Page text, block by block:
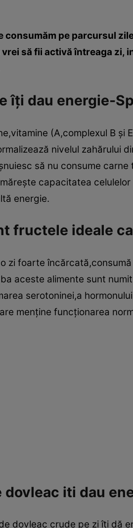
consumăm pe parcursul
să fii activă întreaga zi,
îţi dau energie-
(A,complexul B şi
nivelul zahărului
să nu consume
capacitatea
energie.
fructele ideale
zi foarte
aceste alimente sunt
serotoninei,a
menţine funcţionarea
dovleac iti dau
dovleac crude pe zi îţi dă